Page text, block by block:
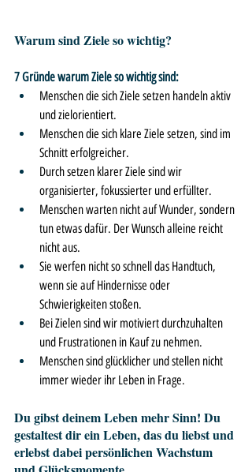
Warum sind Ziele so wichtig?
7 Gründe warum Ziele so wichtig sind:
Menschen die sich Ziele setzen handeln aktiv
und zielorientiert.
Menschen die sich klare Ziele setzen, sind im
Schnitt erfolgreicher.
Durch setzen klarer Ziele sind wir
organisierter, fokussierter und erfüllter.
Menschen warten nicht auf Wunder, sondern
tun etwas dafür. Der Wunsch alleine reicht
nicht aus.
Sie werfen nicht so schnell das Handtuch,
wenn sie auf Hindernisse oder
Schwierigkeiten stoßen.
Bei Zielen sind wir motiviert durchzuhalten
und Frustrationen in Kauf zu nehmen.
Menschen sind glücklicher und stellen nicht
immer wieder ihr Leben in Frage.
Du gibst deinem Leben mehr Sinn! Du
gestaltest dir ein Leben, das du liebst und
erlebst dabei persönlichen Wachstum